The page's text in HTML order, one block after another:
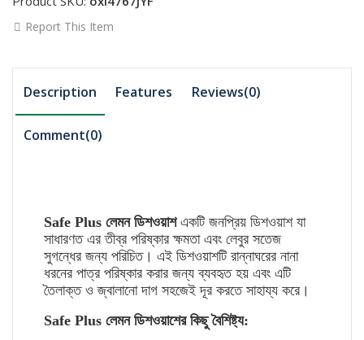
Report This Item
Description Features Reviews(0)
Comment(0)
Safe Plusলেমন ডিশওয়াশ একটি জনপ্রিয় ডিশওয়াশ যা
সাধারণত এর তীব্র পরিষ্কার ক্ষমতা এবং লেবুর সতেজ
সুগন্ধের জন্য পরিচিত। এই ডিশওয়াশটি রান্নাঘরের নানা
ধরনের পাত্র পরিষ্কার করার জন্য ব্যবহৃত হয় এবং এটি
তৈলাক্ত ও জ্বালানো দাগ সহজেই দূর করতে সাহায্য করে।
Safe Plusলেমন ডিশওয়াশের কিছু বৈশিষ্ট্য: